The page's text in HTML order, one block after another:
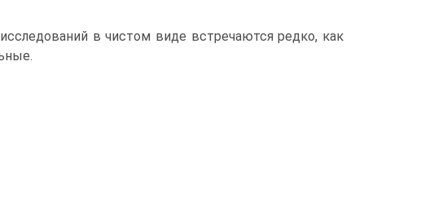
в чистом виде встречаются редко, как